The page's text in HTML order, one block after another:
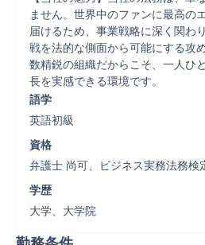
ません。世界中のファンに最高の
届けるため、事業戦略に深く関わ
戦を法的な側面から可能にする攻
数精鋭の組織だからこそ、一人ひ
長を実感できる環境です。
語学
英語初級
資格
弁護士 尚可、ビジネス実務法務検
学歴
大学、大学院